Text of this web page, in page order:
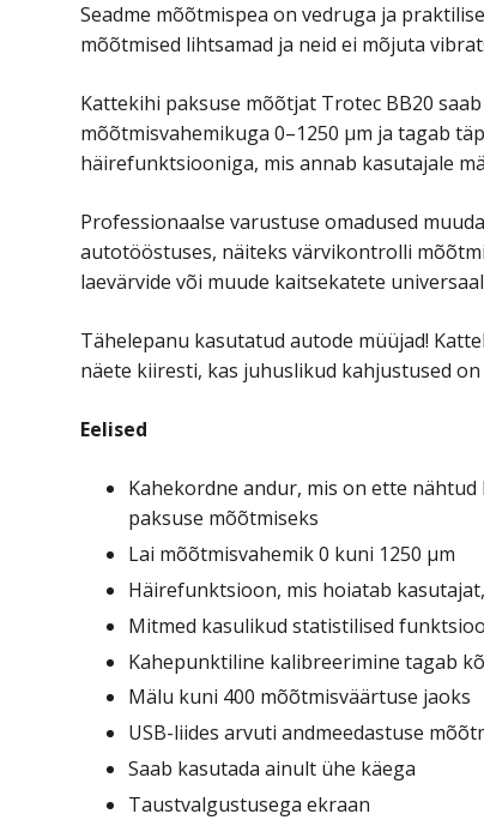
Seadme mõõtmispea on vedruga ja
mõõtmised lihtsamad ja neid ei mõjuta
Kattekihi paksuse mõõtjat Trotec BB20
mõõtmisvahemikuga 0–1250 µm ja tagab
häirefunktsiooniga, mis annab kasutajale
Professionaalse varustuse omadused
autotööstuses, näiteks värvikontrolli
laevärvide või muude kaitsekatete
Tähelepanu kasutatud autode müüjad!
näete kiiresti, kas juhuslikud kahjustused
Eelised
Kahekordne andur, mis on ette
paksuse mõõtmiseks
Lai mõõtmisvahemik 0 kuni 1250 µm
Häirefunktsioon, mis hoiatab
Mitmed kasulikud statistilised
Kahepunktiline kalibreerimine tagab
Mälu kuni 400 mõõtmisväärtuse jaoks
USB-liides arvuti andmeedastuse
Saab kasutada ainult ühe käega
Taustvalgustusega ekraan